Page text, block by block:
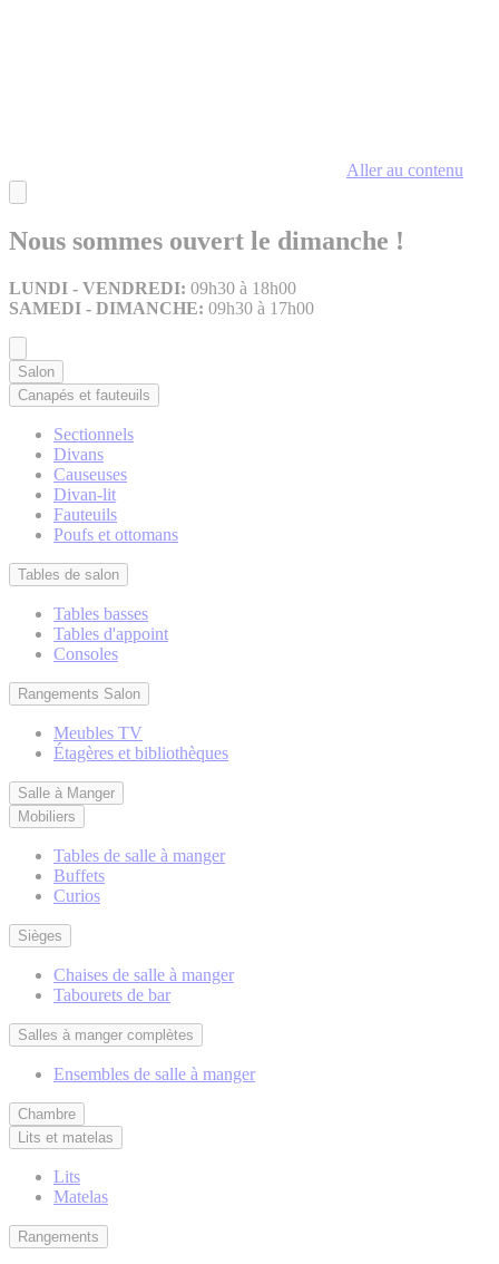
Aller au contenu
Nous sommes ouvert le dimanche !
LUNDI - VENDREDI: 09h30 à 18h00
SAMEDI - DIMANCHE: 09h30 à 17h00
Salon
Canapés et fauteuils
Sectionnels
Divans
Causeuses
Divan-lit
Fauteuils
Poufs et ottomans
Tables de salon
Tables basses
Tables d'appoint
Consoles
Rangements Salon
Meubles TV
Étagères et bibliothèques
Salle à Manger
Mobiliers
Tables de salle à manger
Buffets
Curios
Sièges
Chaises de salle à manger
Tabourets de bar
Salles à manger complètes
Ensembles de salle à manger
Chambre
Lits et matelas
Lits
Matelas
Rangements